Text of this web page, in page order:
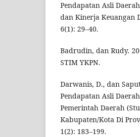
Pendapatan Asli
dan Kinerja Keuangan
6(1): 29–40.
Badrudin, dan Rudy.
STIM YKPN.
Darwanis, D., dan
Pendapatan Asli
Pemerintah Daerah
Kabupaten/Kota Di
1(2): 183–199.